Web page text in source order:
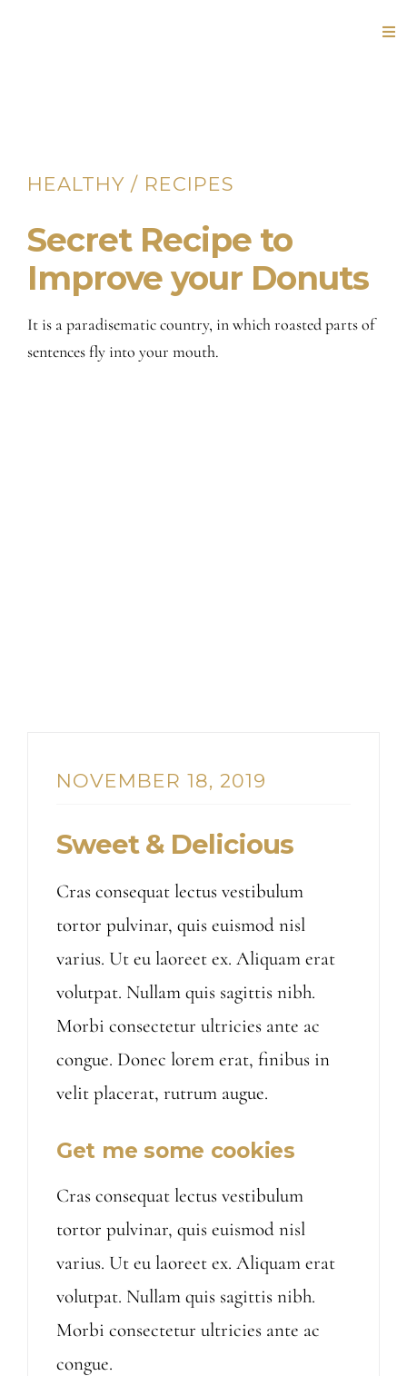
HEALTHY / RECIPES
Secret Recipe to
Improve your Donuts
It is a paradisematic country, in which roasted parts of
sentences fly into your mouth.
NOVEMBER 18, 2019
Sweet & Delicious
Cras consequat lectus vestibulum
tortor pulvinar, quis euismod nisl
varius. Ut eu laoreet ex. Aliquam erat
volutpat. Nullam quis sagittis nibh.
Morbi consectetur ultricies ante ac
congue. Donec lorem erat, finibus in
velit placerat, rutrum augue.
Get me some cookies
Cras consequat lectus vestibulum
tortor pulvinar, quis euismod nisl
varius. Ut eu laoreet ex. Aliquam erat
volutpat. Nullam quis sagittis nibh.
Morbi consectetur ultricies ante ac
congue.